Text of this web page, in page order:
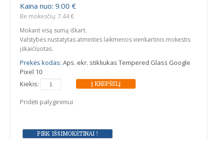
Kaina nuo: 9.00 €
Be mokesčių: 7.44 €
Mokant visą sumą iškart.
Valstybės nustatytas atminties laikmenos vienkartinis mokestis
įskaičiuotas.
Prekės kodas: Aps. ekr. stikliukas Tempered Glass Google
Pixel 10
Kiekis:
Pridėti palyginimui